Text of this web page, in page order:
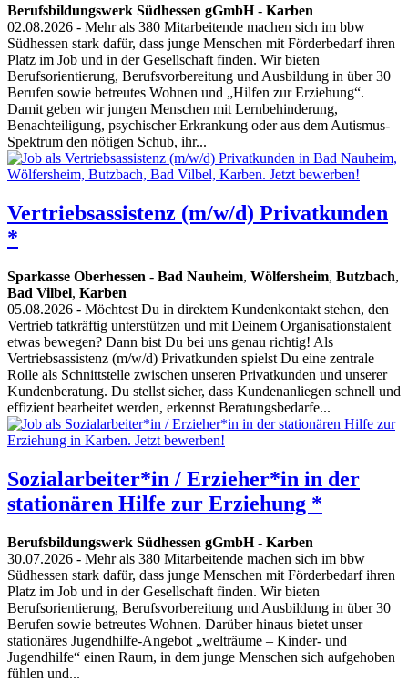
Berufsbildungswerk Südhessen gGmbH- Karben
02.08.2026 - Mehr als 380 Mitarbeitende machen sich im bbw
Südhessen stark dafür, dass junge Menschen mit Förderbedarf ihren
Platz im Job und in der Gesellschaft finden. Wir bieten
Berufsorientierung, Berufsvorbereitung und Ausbildung in über 30
Berufen sowie betreutes Wohnen und „Hilfen zur Erziehung“.
Damit geben wir jungen Menschen mit Lernbehinderung,
Benachteiligung, psychischer Erkrankung oder aus dem Autismus-
Spektrum den nötigen Schub, ihr...
Vertriebsassistenz (m/w/d) Privatkunden
*
Sparkasse Oberhessen - Bad Nauheim, Wölfersheim, Butzbach,
Bad Vilbel, Karben
05.08.2026 - Möchtest Du in direktem Kundenkontakt stehen, den
Vertrieb tatkräftig unterstützen und mit Deinem Organisationstalent
etwas bewegen? Dann bist Du bei uns genau richtig! Als
Vertriebsassistenz (m/w/d) Privatkunden spielst Du eine zentrale
Rolle als Schnittstelle zwischen unseren Privatkunden und unserer
Kundenberatung. Du stellst sicher, dass Kundenanliegen schnell und
effizient bearbeitet werden, erkennst Beratungsbedarfe...
Sozialarbeiter*in / Erzieher*in in der
stationären Hilfe zur Erziehung *
Berufsbildungswerk Südhessen gGmbH- Karben
30.07.2026 - Mehr als 380 Mitarbeitende machen sich im bbw
Südhessen stark dafür, dass junge Menschen mit Förderbedarf ihren
Platz im Job und in der Gesellschaft finden. Wir bieten
Berufsorientierung, Berufsvorbereitung und Ausbildung in über 30
Berufen sowie betreutes Wohnen. Darüber hinaus bietet unser
stationäres Jugendhilfe-Angebot „welträume – Kinder- und
Jugendhilfe“ einen Raum, in dem junge Menschen sich aufgehoben
fühlen und...